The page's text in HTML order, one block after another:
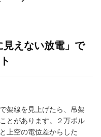
えない放電」で
架線を見上げたら、吊架
とがあります。２万ボル
上空の電位差からした